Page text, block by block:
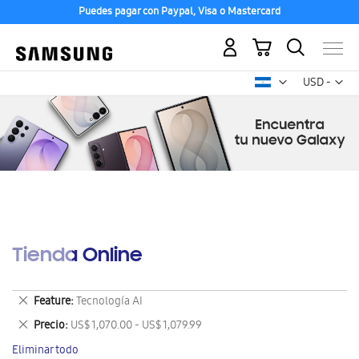
Puedes pagar con Paypal, Visa o Mastercard
USD -
dólar
Mi carrito
Tienda Online
Feature Tecnología AI
Eliminar
este
artículo
Precio US$ 1,070.00 - US$ 1,079.99
Eliminar
este
Eliminar todo